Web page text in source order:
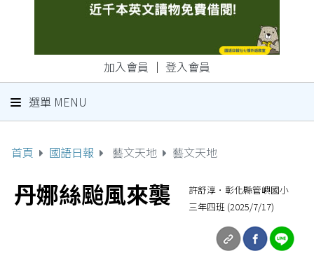
加入會員 ｜ 登入會員
選單 MENU
首頁 國語日報 藝文天地 藝文天地
丹娜絲颱風來襲
許舒淳．彰化縣管嶼國小
三年四班 (2025/7/17)